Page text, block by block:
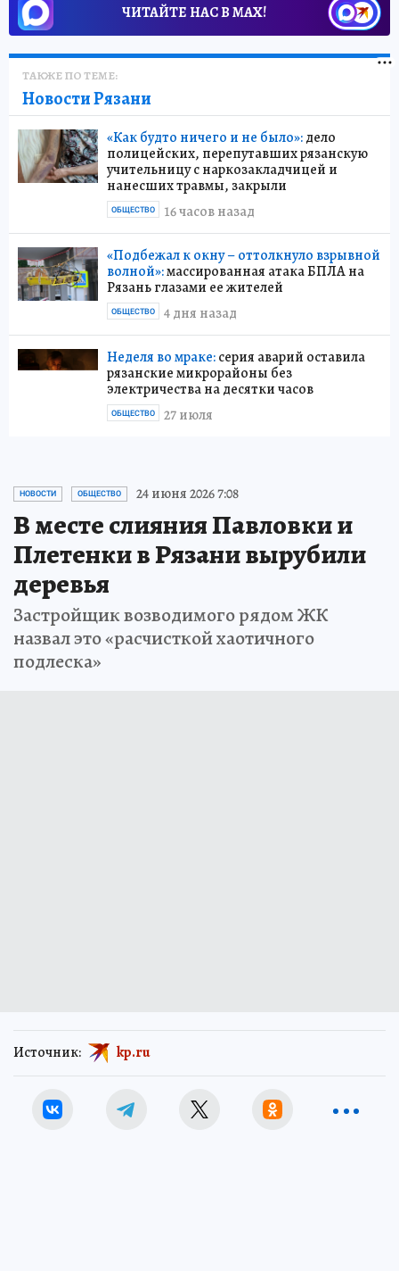
ЧИТАЙТЕ НАС В МАХ!
ТАКЖЕ ПО ТЕМЕ:
Новости Рязани
«Как будто ничего и не было»:дело
полицейских, перепутавших рязанскую
учительницу с наркозакладчицей и
нанесших травмы, закрыли
16 часов назад
ОБЩЕСТВО
«Подбежал к окну – оттолкнуло взрывной
волной»:массированная атака БПЛА на
Рязань глазами ее жителей
4 дня назад
ОБЩЕСТВО
Неделя во мраке:серия аварий оставила
рязанские микрорайоны без
электричества на десятки часов
27 июля
ОБЩЕСТВО
НОВОСТИ ОБЩЕСТВО 24 июня 2026 7:08
В месте слияния Павловки и
Плетенки в Рязани вырубили
деревья
Застройщик возводимого рядом ЖК
назвал это «расчисткой хаотичного